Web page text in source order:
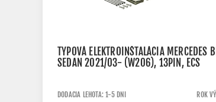
TYPOVÁ ELEKTROINŠTALÁCIA MERCEDES
SEDAN 2021/03- (W206), 13PIN, ECS
DODACIA LEHOTA: 1-5 DNI
ROK